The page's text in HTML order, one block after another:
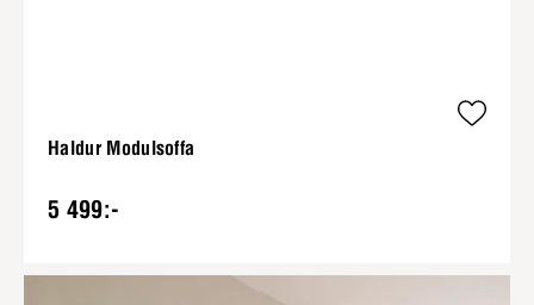
Haldur Modulsoffa
5 499:-